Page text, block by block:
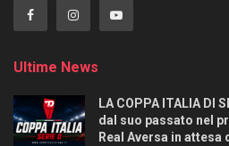
Ultime News
LA COPPA ITALIA DI
dal suo passato nel
Real Aversa in attesa